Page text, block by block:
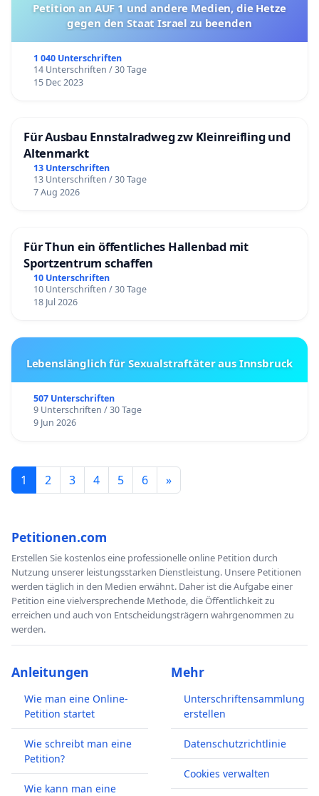
Petition an AUF 1 und andere Medien, die Hetze
gegen den Staat Israel zu beenden
1 040 Unterschriften
14 Unterschriften / 30 Tage
15 Dec 2023
Für Ausbau Ennstalradweg zw Kleinreifling und
Altenmarkt
13 Unterschriften
13 Unterschriften / 30 Tage
7 Aug 2026
Für Thun ein öffentliches Hallenbad mit
Sportzentrum schaffen
10 Unterschriften
10 Unterschriften / 30 Tage
18 Jul 2026
Lebenslänglich für Sexualstraftäter aus Innsbruck
507 Unterschriften
9 Unterschriften / 30 Tage
9 Jun 2026
1 2 3 4 5 6 »
Petitionen.com
Erstellen Sie kostenlos eine professionelle online Petition durch
Nutzung unserer leistungsstarken Dienstleistung. Unsere Petitionen
werden täglich in den Medien erwähnt. Daher ist die Aufgabe einer
Petition eine vielversprechende Methode, die Öffentlichkeit zu
erreichen und auch von Entscheidungsträgern wahrgenommen zu
werden.
Anleitungen
Wie man eine Online-
Petition startet
Wie schreibt man eine
Petition?
Wie kann man eine
Mehr
Unterschriftensammlung
erstellen
Datenschutzrichtlinie
Cookies verwalten